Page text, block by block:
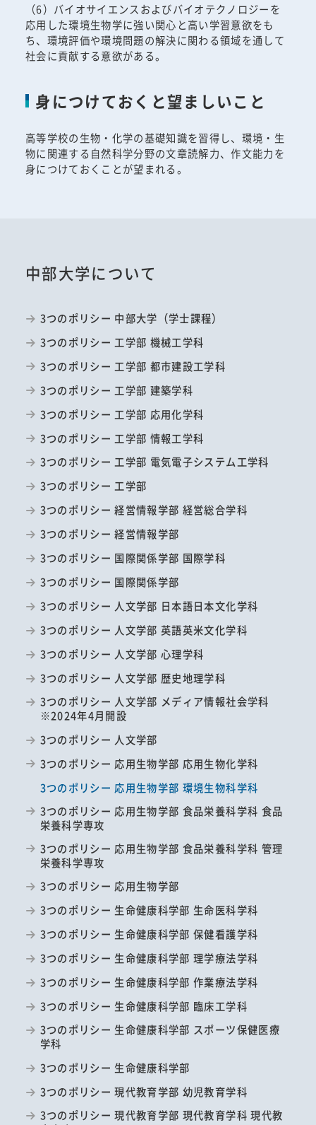
（6）バイオサイエンスおよびバイオテクノロジーを
応用した環境生物学に強い関心と高い学習意欲をも
ち、環境評価や環境問題の解決に関わる領域を通して
社会に貢献する意欲がある。
身につけておくと望ましいこと
高等学校の生物・化学の基礎知識を習得し、環境・生
物に関連する自然科学分野の文章読解力、作文能力を
身につけておくことが望まれる。
中部大学について
3つのポリシー 中部大学（学士課程）
3つのポリシー 工学部 機械工学科
3つのポリシー 工学部 都市建設工学科
3つのポリシー 工学部 建築学科
3つのポリシー 工学部 応用化学科
3つのポリシー 工学部 情報工学科
3つのポリシー 工学部 電気電子システム工学科
3つのポリシー 工学部
3つのポリシー 経営情報学部 経営総合学科
3つのポリシー 経営情報学部
3つのポリシー 国際関係学部 国際学科
3つのポリシー 国際関係学部
3つのポリシー 人文学部 日本語日本文化学科
3つのポリシー 人文学部 英語英米文化学科
3つのポリシー 人文学部 心理学科
3つのポリシー 人文学部 歴史地理学科
3つのポリシー 人文学部 メディア情報社会学科
※2024年4月開設
3つのポリシー 人文学部
3つのポリシー 応用生物学部 応用生物化学科
3つのポリシー 応用生物学部 環境生物科学科
3つのポリシー 応用生物学部 食品栄養科学科 食品
栄養科学専攻
3つのポリシー 応用生物学部 食品栄養科学科 管理
栄養科学専攻
3つのポリシー 応用生物学部
3つのポリシー 生命健康科学部 生命医科学科
3つのポリシー 生命健康科学部 保健看護学科
3つのポリシー 生命健康科学部 理学療法学科
3つのポリシー 生命健康科学部 作業療法学科
3つのポリシー 生命健康科学部 臨床工学科
3つのポリシー 生命健康科学部 スポーツ保健医療
学科
3つのポリシー 生命健康科学部
3つのポリシー 現代教育学部 幼児教育学科
3つのポリシー 現代教育学部 現代教育学科 現代教